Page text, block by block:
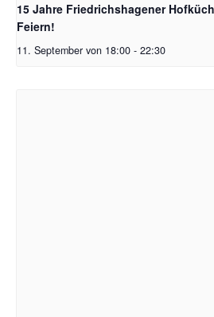
15 Jahre Friedrichshagener
Feiern!
11. September von 18:00 - 22:30